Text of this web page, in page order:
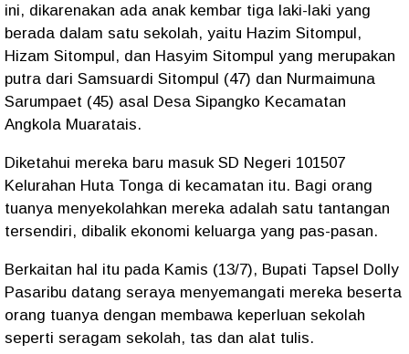
ini, dikarenakan ada anak kembar tiga laki-laki yang
berada dalam satu sekolah, yaitu Hazim Sitompul,
Hizam Sitompul, dan Hasyim Sitompul yang merupakan
putra dari Samsuardi Sitompul (47) dan Nurmaimuna
Sarumpaet (45) asal Desa Sipangko Kecamatan
Angkola Muaratais.
Diketahui mereka baru masuk SD Negeri 101507
Kelurahan Huta Tonga di kecamatan itu. Bagi orang
tuanya menyekolahkan mereka adalah satu tantangan
tersendiri, dibalik ekonomi keluarga yang pas-pasan.
Berkaitan hal itu pada Kamis (13/7), Bupati Tapsel Dolly
Pasaribu datang seraya menyemangati mereka beserta
orang tuanya dengan membawa keperluan sekolah
seperti seragam sekolah, tas dan alat tulis.